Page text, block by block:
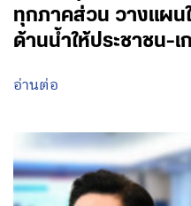
ทุกภาคส่วน วางแผน
ด้านน้ำให้ประชาชน-เ
อ่านต่อ